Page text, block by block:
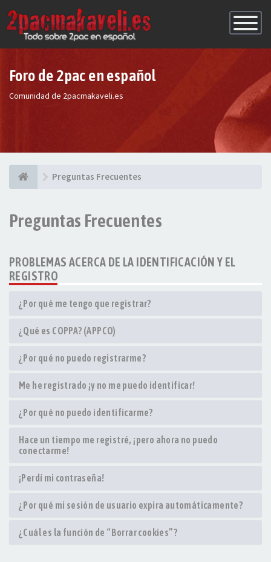
de
Foro de 2pac en español
Comunidad de 2pacmakaveli.es
Preguntas Frecuentes
Preguntas Frecuentes
PROBLEMAS ACERCA DE LA IDENTIFICACIÓN Y EL
REGISTRO
¿Por qué me tengo que registrar?
¿Qué es COPPA? (APPCO)
¿Por qué no puedo registrarme?
Me he registrado ¡y no me puedo identificar!
¿Por qué no puedo identificarme?
Hace un tiempo me registré, ¡pero ahora no puedo
conectarme!
¡Perdí mi contraseña!
¿Por qué mi sesión de usuario expira automáticamente?
¿Cuál es la función de “Borrar cookies”?